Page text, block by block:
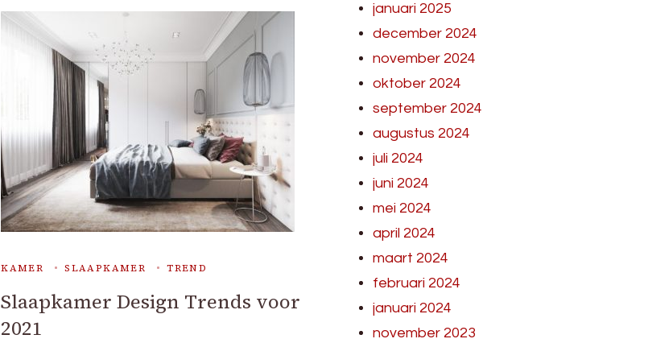
KAMER SLAAPKAMER TREND
Slaapkamer Design Trends voor
2021
januari 2025
december 2024
november 2024
oktober 2024
september 2024
augustus 2024
juli 2024
juni 2024
mei 2024
april 2024
maart 2024
februari 2024
januari 2024
november 2023